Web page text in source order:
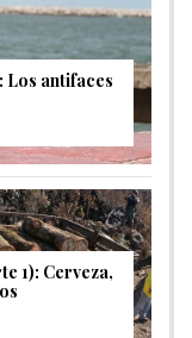
Los antifaces
1): Cerveza,